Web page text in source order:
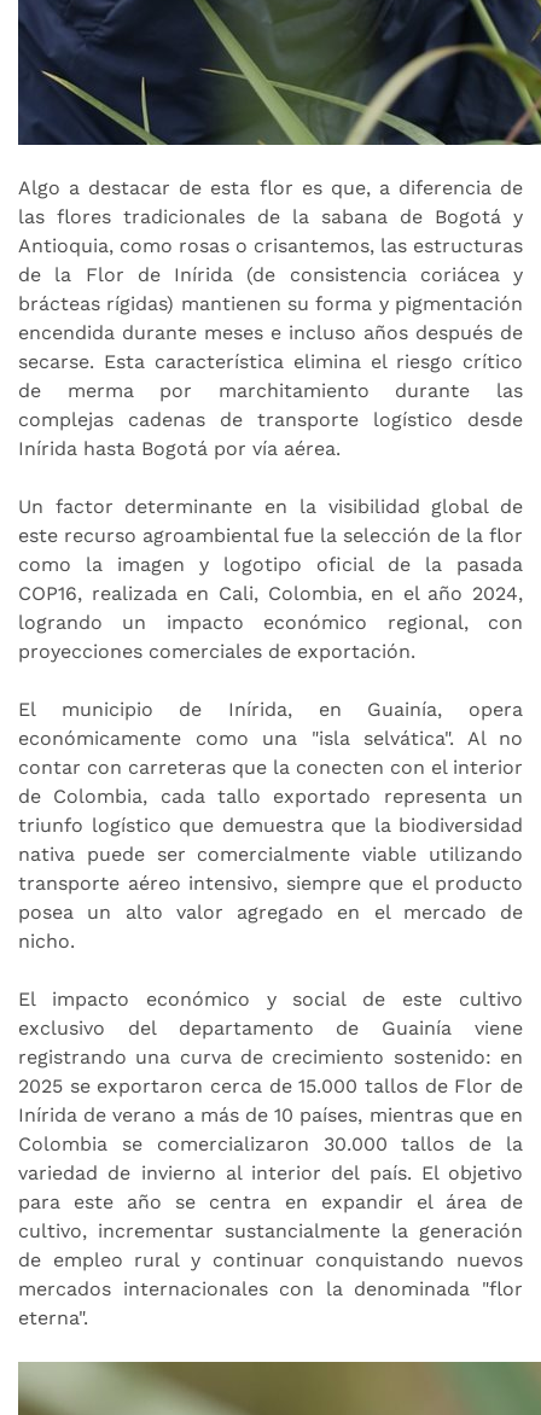
Algo a destacar de esta flor es que, a diferencia de
las flores tradicionales de la sabana de Bogotá y
Antioquia, como rosas o crisantemos, las estructuras
de la Flor de Inírida (de consistencia coriácea y
brácteas rígidas) mantienen su forma y pigmentación
encendida durante meses e incluso años después de
secarse. Esta característica elimina el riesgo crítico
de merma por marchitamiento durante las
complejas cadenas de transporte logístico desde
Inírida hasta Bogotá por vía aérea.
Un factor determinante en la visibilidad global de
este recurso agroambiental fue la selección de la flor
como la imagen y logotipo oficial de la pasada
COP16, realizada en Cali, Colombia, en el año 2024,
logrando un impacto económico regional, con
proyecciones comerciales de exportación.
El municipio de Inírida, en Guainía, opera
económicamente como una "isla selvática". Al no
contar con carreteras que la conecten con el interior
de Colombia, cada tallo exportado representa un
triunfo logístico que demuestra que la biodiversidad
nativa puede ser comercialmente viable utilizando
transporte aéreo intensivo, siempre que el producto
posea un alto valor agregado en el mercado de
nicho.
El impacto económico y social de este cultivo
exclusivo del departamento de Guainía viene
registrando una curva de crecimiento sostenido: en
2025 se exportaron cerca de 15.000 tallos de Flor de
Inírida de verano a más de 10 países, mientras que en
Colombia se comercializaron 30.000 tallos de la
variedad de invierno al interior del país. El objetivo
para este año se centra en expandir el área de
cultivo, incrementar sustancialmente la generación
de empleo rural y continuar conquistando nuevos
mercados internacionales con la denominada "flor
eterna".